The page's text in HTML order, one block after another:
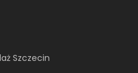
Szczecin